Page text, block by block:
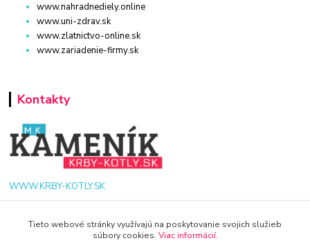
www.nahradnediely.online
www.uni-zdrav.sk
www.zlatnictvo-online.sk
www.zariadenie-firmy.sk
Kontakty
WWW.KRBY-KOTLY.SK
Tieto webové stránky využívajú na poskytovanie svojich služieb
súbory cookies. Viac informácií.